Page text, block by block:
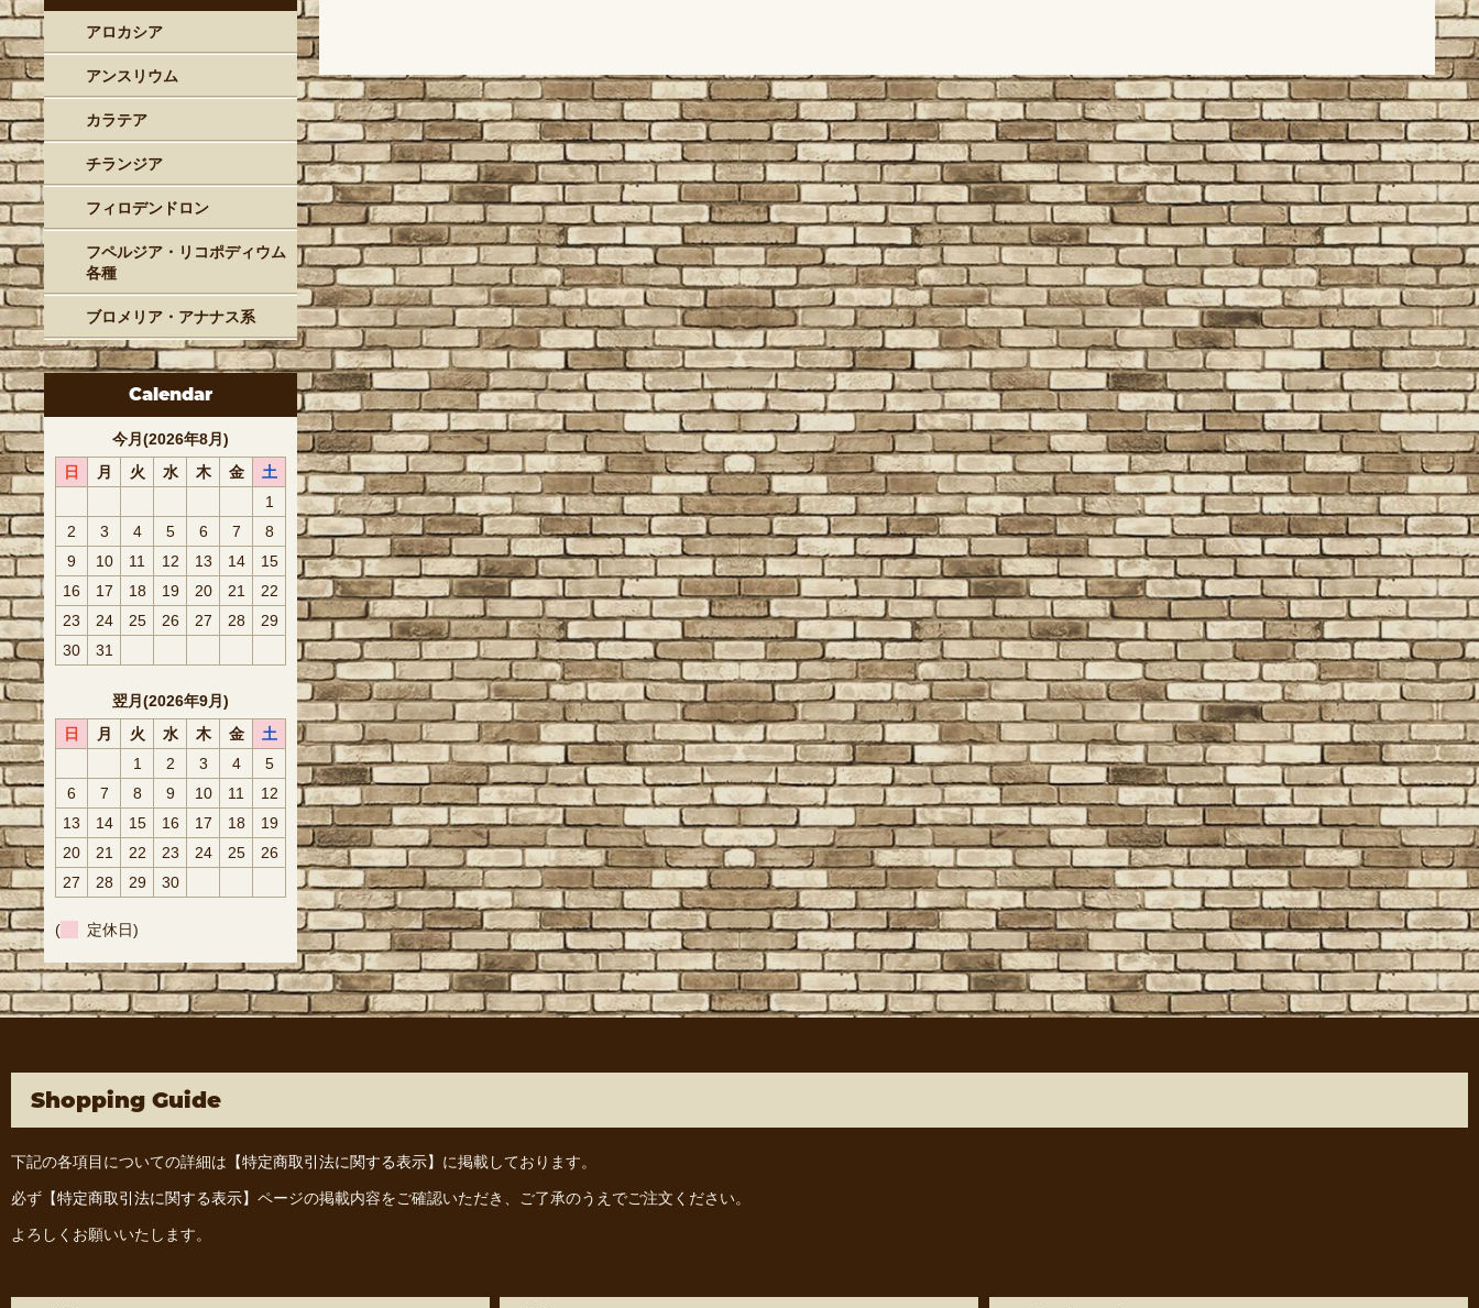
アロカシア
アンスリウム
カラテア
チランジア
フィロデンドロン
フペルジア・リコポディウム
各種
ブロメリア・アナナス系
Calendar
今月(2026年8月)
日
月 火 水 木 金
土
1
2
3 4 5 6 7
8
9
10 11 12 13 14
15
16
17 18 19 20 21
22
23
24 25 26 27 28
29
30
31
翌月(2026年9月)
日
月 火 水 木 金
土
1
2 3 4
5
6
7 8 9 10 11
12
13
14 15 16 17 18
19
20
21 22 23 24 25
26
27
28 29 30
( 定休日)
Shopping Guide
下記の各項目についての詳細は 【特定商取引法に関する表示】 に掲載しております。
必ず 【特定商取引法に関する表示】 ページの掲載内容をご確認いただき、ご了承のうえでご注文ください。
よろしくお願いいたします。